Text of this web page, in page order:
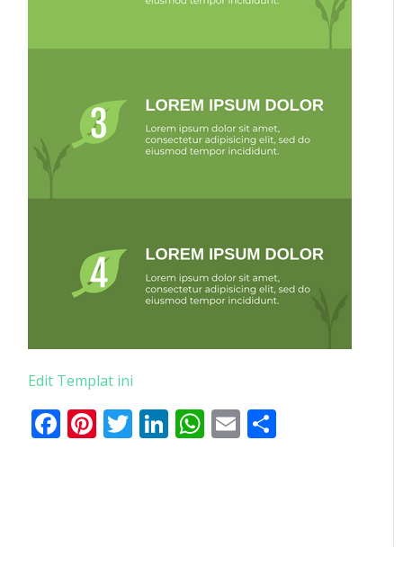
Edit Templat ini
Facebook
Pinterest
Twitter
LinkedIn
WhatsApp
Email